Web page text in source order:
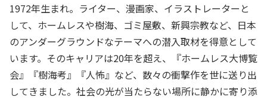
1972年生まれ。ライター、漫画家、イラストレーターと
して、ホームレスや樹海、ゴミ屋敷、新興宗教など、日本
のアンダーグラウンドなテーマへの潜入取材を得意として
います。そのキャリアは20年を超え、『ホームレス大博覧
会』『樹海考』『人怖』など、数々の衝撃作を世に送り出
してきました。社会の光が当たらない場所に静かに寄り添